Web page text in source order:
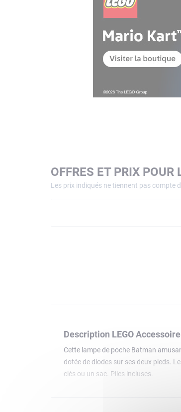
OFFRES ET PRIX
Les prix indiqués ne tiennent pas compte
Description LEGO
Cette lampe de poche Batman
dotée de diodes sur ses deux pieds.
clés ou un sac. Piles incluses.